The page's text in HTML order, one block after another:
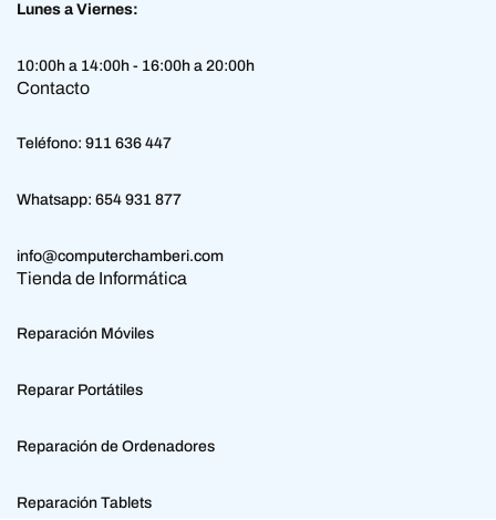
Lunes a Viernes:
10:00h a 14:00h - 16:00h a 20:00h
Contacto
Teléfono: 911 636 447
Whatsapp: 654 931 877
info@computerchamberi.com
Tienda de Informática
Reparación Móviles
Reparar Portátiles
Reparación de Ordenadores
Reparación Tablets